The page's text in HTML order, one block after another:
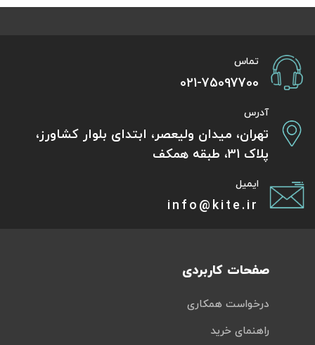
تماس
021-75097700
آدرس
تهران، میدان ولیعصر، ابتدای بلوار کشاورز،
پلاک 31، طبقه همکف
ایمیل
info@kite.ir
صفحات کاربردی
درخواست همکاری
راهنمای خرید